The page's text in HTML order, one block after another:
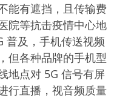
能有遮挡，且传输费
院等抗击疫情中心地
普及，手机传送视频
但各种品牌的手机型
地点对 5G 信号有屏
行直播，视音频质量